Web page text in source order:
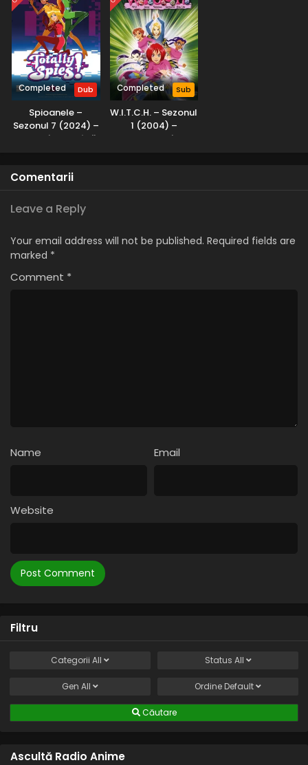
Completed Dub
Spioanele –
Sezonul 7 (2024) –
Dublat în Română
Completed Sub
W.I.T.C.H. – Sezonul
1 (2004) –
Subtitrat în
Comentarii
Leave a Reply
Your email address will not be published. Required fields are
marked *
Comment *
Name Email
Website
Filtru
Categorii All Status All
Gen All Ordine Default
Căutare
Ascultă Radio Anime